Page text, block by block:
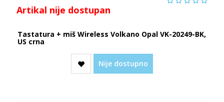
Artikal nije dostupan
Tastatura + miš Wireless Volkano Opal VK-20249-BK,
US crna
Nije dostupno